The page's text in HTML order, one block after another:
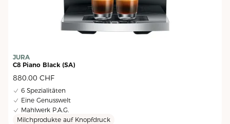
JURA
C8 Piano Black (SA)
880.00 CHF
6 Spezialitäten
Eine Genusswelt
Mahlwerk P.A.G.
Milchprodukte auf Knopfdruck